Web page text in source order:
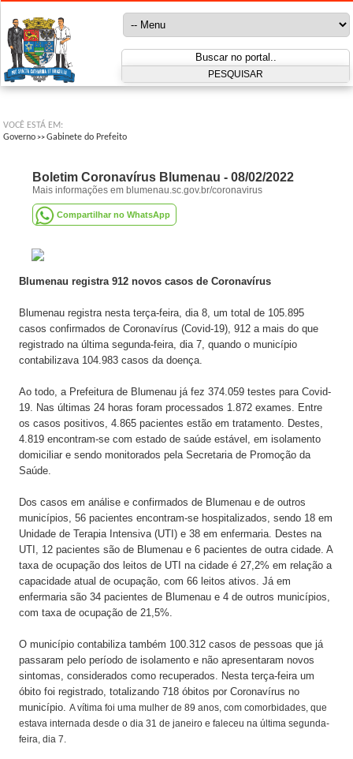
VOCÊ ESTÁ EM:
Governo >>Gabinete do Prefeito
Boletim Coronavírus Blumenau - 08/02/2022
Mais informações em blumenau.sc.gov.br/coronavirus
Compartilhar no WhatsApp
Blumenau registra 912 novos casos de Coronavírus
Blumenau registra nesta terça-feira, dia 8, um total de 105.895
casos confirmados de Coronavírus (Covid-19), 912 a mais do que
registrado na última segunda-feira, dia 7, quando o município
contabilizava 104.983 casos da doença.
Ao todo, a Prefeitura de Blumenau já fez 374.059 testes para Covid-
19. Nas últimas 24 horas foram processados 1.872 exames. Entre
os casos positivos, 4.865 pacientes estão em tratamento. Destes,
4.819 encontram-se com estado de saúde estável, em isolamento
domiciliar e sendo monitorados pela Secretaria de Promoção da
Saúde.
Dos casos em análise e confirmados de Blumenau e de outros
municípios, 56 pacientes encontram-se hospitalizados, sendo 18 em
Unidade de Terapia Intensiva (UTI) e 38 em enfermaria. Destes na
UTI, 12 pacientes são de Blumenau e 6 pacientes de outra cidade. A
taxa de ocupação dos leitos de UTI na cidade é 27,2% em relação a
capacidade atual de ocupação, com 66 leitos ativos. Já em
enfermaria são 34 pacientes de Blumenau e 4 de outros municípios,
com taxa de ocupação de 21,5%.
O município contabiliza também 100.312 casos de pessoas que já
passaram pelo período de isolamento e não apresentaram novos
sintomas, considerados como recuperados. Nesta terça-feira um
óbito foi registrado, totalizando 718 óbitos por Coronavírus no
município.A vítima foi uma mulher de 89 anos, com comorbidades, que
estava internada desde o dia 31 de janeiro e faleceu na última segunda-
feira, dia 7.